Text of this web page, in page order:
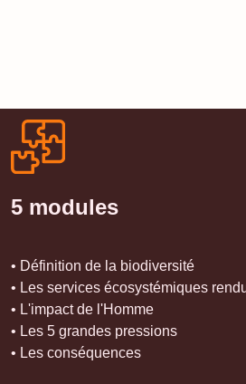
5 modules
• Définition de la biodiversité
• Les services écosystémiques
• L'impact de l'Homme
• Les 5 grandes pressions
• Les conséquences